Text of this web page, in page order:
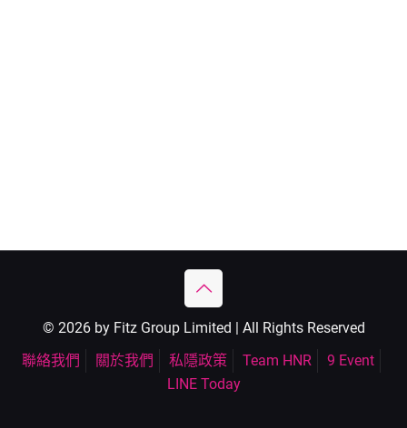
© 2026 by Fitz Group Limited | All Rights Reserved
聯絡我們
關於我們 私隱政策 Team HNR
9 Event
LINE Today